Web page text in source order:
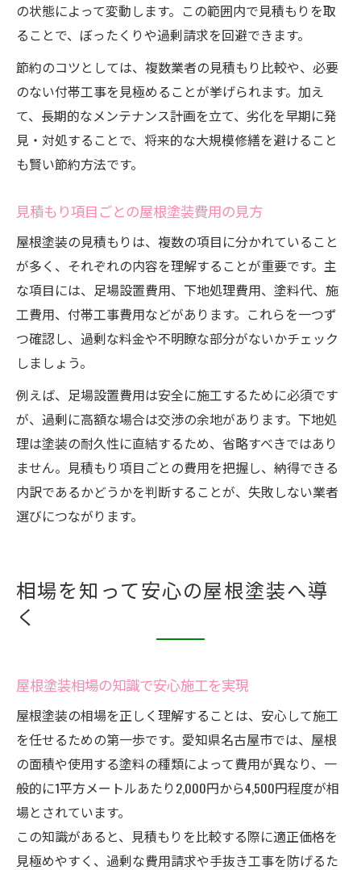
の状態によって変動します。この範囲内で見積もりを取
ることで、ぼったくりや過剰請求を回避できます。
節約のコツとしては、複数業者の見積もり比較や、必要
のない付帯工事を見極めることが挙げられます。加え
て、長期的なメンテナンス計画を立て、劣化を早期に発
見・対処することで、将来的な大規模修繕を避けること
も賢い節約方法です。
見積もり項目ごとの屋根塗装費用の見方
屋根塗装の見積もりは、複数の項目に分かれていること
が多く、それぞれの内容を理解することが重要です。主
な項目には、足場設置費用、下地処理費用、塗料代、施
工費用、付帯工事費用などがあります。これらを一つず
つ確認し、過剰な料金や不明瞭な部分がないかチェック
しましょう。
例えば、足場設置費用は安全に施工するために必須です
が、過剰に高額な場合は交渉の余地があります。下地処
理は塗装の耐久性に直結するため、省略すべきではあり
ません。見積もり項目ごとの費用を把握し、納得できる
内訳であるかどうかを判断することが、失敗しない業者
選びにつながります。
相場を知って安心の屋根塗装へ導
く
屋根塗装相場の知識で安心施工を実現
屋根塗装の相場を正しく理解することは、安心して施工
を任せるための第一歩です。愛知県名古屋市では、屋根
の面積や使用する塗料の種類によって費用が異なり、一
般的に1平方メートルあたり2,000円から4,500円程度が相
場とされています。
この知識があると、見積もりを比較する際に適正価格を
見極めやすく、過剰な費用請求や手抜き工事を防げるた